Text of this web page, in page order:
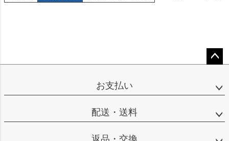
ップ
お支払い
配送・送料
返品・交換